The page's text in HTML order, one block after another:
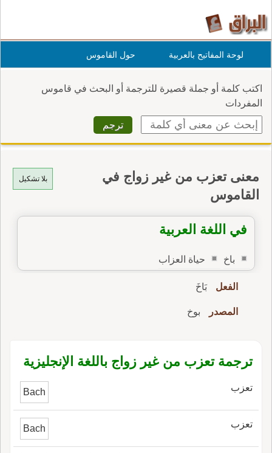
لوحة المفاتيح بالعربية حول القاموس
اكتب كلمة أو جملة قصيرة للترجمة أو البحث في قاموس
المفردات
بلا تشكيل
معنى تعزب من غير زواج في
القاموس
في اللغة العربية
باخ حياة العزاب
الفعل بَاخَ
المصدر بوخ
ترجمة تعزب من غير زواج باللغة الإنجليزية
تعزب Bach
تعزب Bach